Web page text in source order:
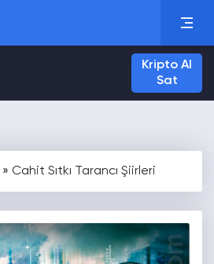
Kripto Al
Sat
» Cahit Sıtkı Tarancı Şiirleri